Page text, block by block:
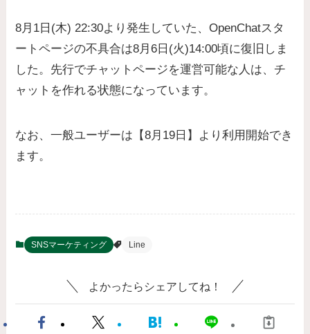
8月1日(木) 22:30より発生していた、OpenChatスタ
ートページの不具合は8月6日(火)14:00頃に復旧しま
した。先行でチャットページを運営可能な人は、チ
ャットを作れる状態になっています。
なお、一般ユーザーは【8月19日】より利用開始でき
ます。
SNSマーケティング Line
よかったらシェアしてね！